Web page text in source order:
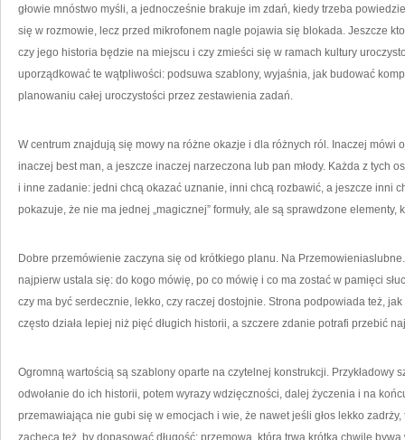
głowie mnóstwo myśli, a jednocześnie brakuje im zdań, kiedy trzeba
się w rozmowie, lecz przed mikrofonem nagle pojawia się blokada. Jeszcze
czy jego historia będzie na miejscu i czy zmieści się w ramach kultury
uporządkować te wątpliwości: podsuwa szablony, wyjaśnia, jak budować
planowaniu całej uroczystości przez zestawienia zadań.
W centrum znajdują się mowy na różne okazje i dla różnych ról. Inaczej mówi
inaczej best man, a jeszcze inaczej narzeczona lub pan młody. Każda z tych
i inne zadanie: jedni chcą okazać uznanie, inni chcą rozbawić, a jeszcze inni
pokazuje, że nie ma jednej „magicznej” formuły, ale są sprawdzone
Dobre przemówienie zaczyna się od krótkiego planu. Na
najpierw ustala się: do kogo mówię, po co mówię i co ma zostać w pamięci
czy ma być serdecznie, lekko, czy raczej dostojnie. Strona podpowiada też,
często działa lepiej niż pięć długich historii, a szczere zdanie potrafi przebić
Ogromną wartością są szablony oparte na czytelnej konstrukcji. Przykładowy
odwołanie do ich historii, potem wyrazy wdzięczności, dalej życzenia i na
przemawiająca nie gubi się w emocjach i wie, że nawet jeśli głos lekko zadrży,
zachęca też, by dopasować długość: przemowa, która trwa krótką chwilę